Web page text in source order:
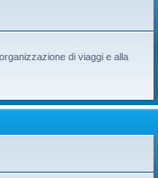
di viaggi e alla